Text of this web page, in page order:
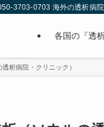
3703-0703 海外の透析病院
各国の『透
析病院・クリニック）